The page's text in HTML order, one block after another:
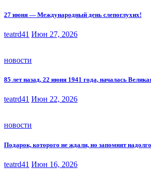
27 июня — Международный день слепоглухих!
teatrd41 Июн 27, 2026
новости
85 лет назад, 22 июня 1941 года, началась
teatrd41 Июн 22, 2026
новости
Подарок, которого не ждали, но запомнят
teatrd41 Июн 16, 2026